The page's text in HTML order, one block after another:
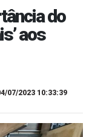
do
aos
07/2023 10:33:39